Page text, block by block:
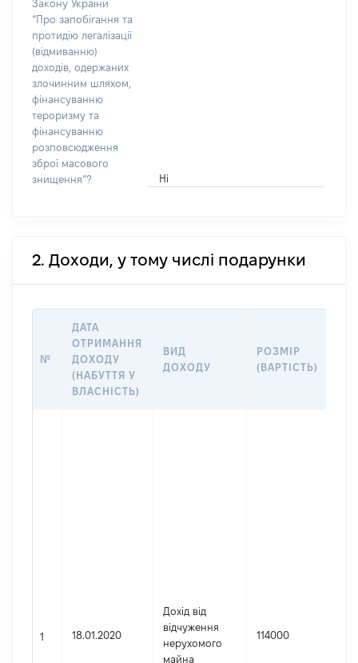
Закону України
“Про запобігання та
протидію легалізації
(відмиванню)
доходів, одержаних
злочинним шляхом,
фінансуванню
тероризму та
фінансуванню
розповсюдження
зброї масового
знищення”?
Ні
2. Доходи, у тому числі подарунки
№
ДАТА
ОТРИМАННЯ
ДОХОДУ
(НАБУТТЯ У
ВЛАСНІСТЬ)
ВИД
ДОХОДУ
РОЗМІР
(ВАРТІСТЬ)
1 18.01.2020
Дохід від
відчуження
нерухомого
майна
114000